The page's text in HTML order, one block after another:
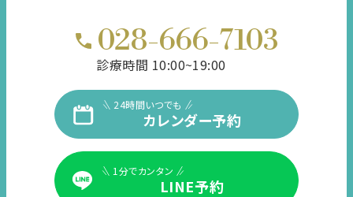
028-666-7103
診療時間 10:00~19:00
24時間いつでも
カレンダー予約
1分でカンタン
LINE予約